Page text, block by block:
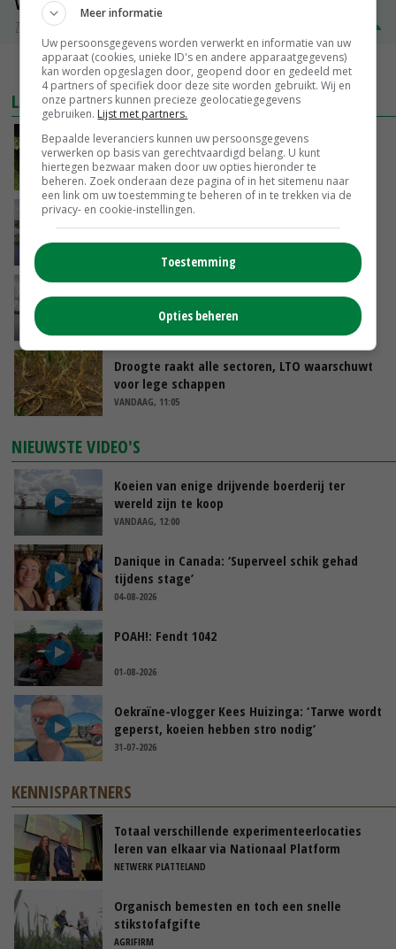
Volle melkpoeder
Zuivel NL
MEER MARKTPRIJZEN
LAATSTE NIEUWS
Onderzoek: rantsoen van invloed op
wateropname koe
VANDAAG, 12:37
ForFarmers profiteert van eerdere logistieke
investeringen bij droogte
wereld zijn te koop
VANDAAG, 12:00
Droogte raakt alle sectoren, LTO waarschuwt
voor lege schappen
VANDAAG, 11:05
NIEUWSTE VIDEO'S
Koeien van enige drijvende boerderij ter
wereld zijn te koop
VANDAAG, 12:00
Danique in Canada: ‘Superveel schik gehad
tijdens stage’
04-08-2026
POAH!: Fendt 1042
01-08-2026
Oekraïne-vlogger Kees Huizinga: ‘Tarwe wordt
geperst, koeien hebben stro nodig’
31-07-2026
KENNISPARTNERS
Totaal verschillende experimenteerlocaties
leren van elkaar via Nationaal Platform
NETWERK PLATTELAND
Organisch bemesten en toch een snelle
stikstofafgifte
AGRIFIRM
Meer informatie
Uw persoonsgegevens worden verwerkt en informatie van uw
apparaat (cookies, unieke ID's en andere apparaatgegevens)
kan worden opgeslagen door, geopend door en gedeeld met
4 partners of specifiek door deze site worden gebruikt. Wij en
onze partners kunnen precieze geolocatiegegevens
gebruiken. Lijst met partners.
Bepaalde leveranciers kunnen uw persoonsgegevens
verwerken op basis van gerechtvaardigd belang. U kunt
hiertegen bezwaar maken door uw opties hieronder te
beheren. Zoek onderaan deze pagina of in het sitemenu naar
een link om uw toestemming te beheren of in te trekken via de
privacy- en cookie-instellingen.
Toestemming
Opties beheren